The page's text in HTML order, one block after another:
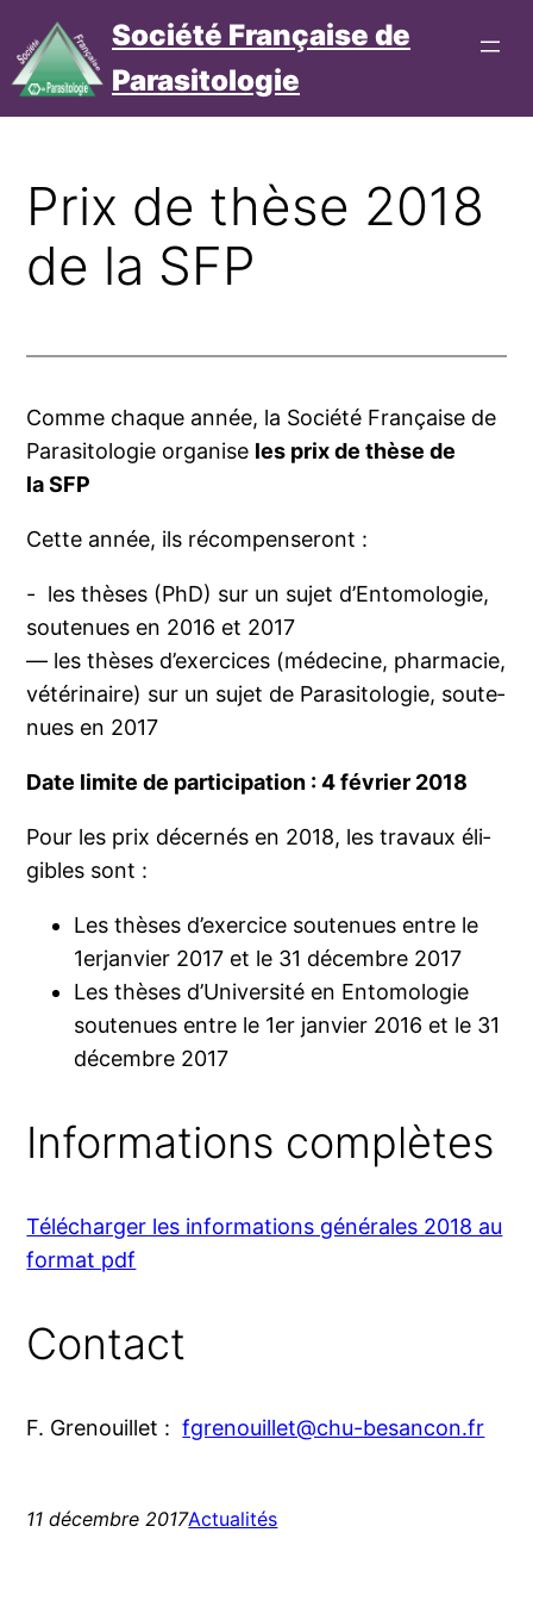
au
contenu
Société Française de
Parasitologie
Connexion
Prix de thèse 2018
de la SFP
Comme chaque année, la Société Française de
Parasitologie orga­nise les prix de thèse de
la SFP
Cette année, ils récompenseront :
- les thèses (PhD) sur un sujet d’Entomologie,
sou­te­nues en 2016 et 2017
— les thèses d’exer­cices (méde­cine, phar­ma­cie,
vété­ri­naire) sur un sujet de Parasitologie, sou­te­
nues en 2017
Date limite de par­ti­ci­pa­tion : 4 février 2018
Pour les prix décer­nés en 2018, les tra­vaux éli­
gibles sont :
Les thèses d’exercice sou­te­nues entre le
1erjanvier 2017 et le 31 décembre 2017
Les thèses d’Université en Entomologie
sou­te­nues entre le 1er jan­vier 2016 et le 31
décembre 2017
Informations complètes
Télécharger les infor­ma­tions géné­rales 2018 au
for­mat pdf
Contact
F. Grenouillet :fgrenouillet@chu-besancon.fr
11 décembre 2017Actualités